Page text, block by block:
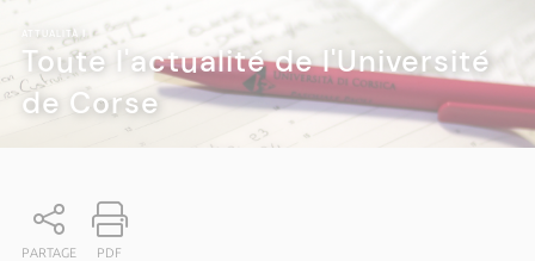
ATTUALITÀ|
Toute l'actualité de l'Université
de Corse
PARTAGE PDF